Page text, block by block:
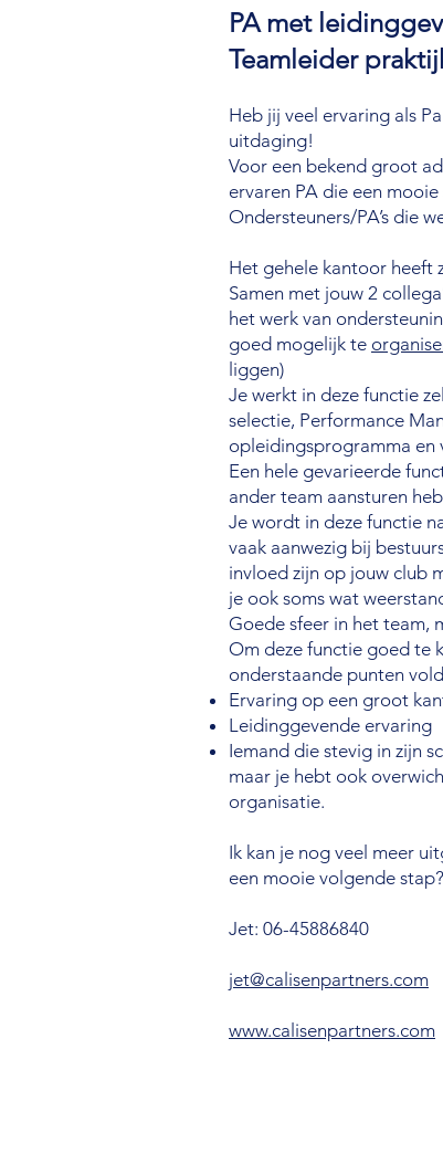
PA met
Teamleider
Heb jij veel ervaring als
uitdaging!
Voor een bekend groot
ervaren PA die een
Ondersteuners/PA’s die
Het gehele kantoor heeft
Samen met jouw 2
het werk van
goed mogelijk te
liggen)
Je werkt in deze functie
selectie, Performance
opleidingsprogramma en
Een hele gevarieerde
ander team aansturen
Je wordt in deze functie
vaak aanwezig bij
invloed zijn op jouw club
je ook soms wat
Goede sfeer in het team,
Om deze functie goed te
onderstaande punten
Ervaring op een groot
Leidinggevende ervaring
Iemand die stevig in zijn
maar je hebt ook
organisatie.
Ik kan je nog veel meer
een mooie volgende
Jet: 06-45886840
jet@calisenpartners.com
www.calisenpartners.com